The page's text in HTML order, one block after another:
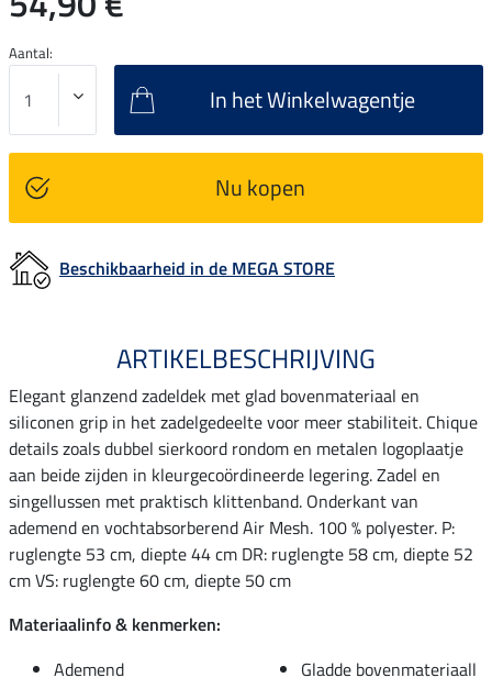
Aantal:
In het Winkelwagentje
Nu kopen
Beschikbaarheid in de MEGA STORE
ARTIKELBESCHRIJVING
Elegant glanzend zadeldek met glad bovenmateriaal en
siliconen grip in het zadelgedeelte voor meer stabiliteit. Chique
details zoals dubbel sierkoord rondom en metalen logoplaatje
aan beide zijden in kleurgecoördineerde legering. Zadel en
singellussen met praktisch klittenband. Onderkant van
ademend en vochtabsorberend Air Mesh. 100 % polyester. P:
ruglengte 53 cm, diepte 44 cm DR: ruglengte 58 cm, diepte 52
cm VS: ruglengte 60 cm, diepte 50 cm
Materiaalinfo & kenmerken:
Ademend
Gladde bovenmateriaall